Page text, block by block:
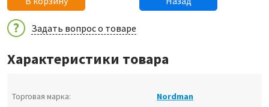
Задать вопрос о товаре
Характеристики товара
Торговая марка:
Nordman